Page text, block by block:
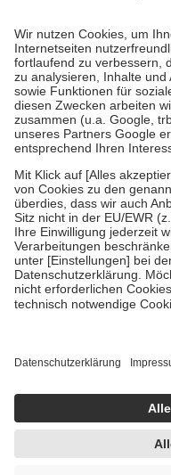
höchstens zehn Euro.
Es
Kosten der Leistung zu
Diese Regeln gelten
Bei Heilmitteln und
Zuzahlung zehn Prozent
Verordnung.
Um das Engagement der
stärken und die besondere
fallenkeine Zuzahlungenan
• Kindern und
mit Ausnahme der
• Untersuchungen zur
GKV getragen werden
• empfohlenen
• Harn- und Blutteststreifen
getroffen, um
https://help.etrusted.com/
Einige Bilder und Inhalte